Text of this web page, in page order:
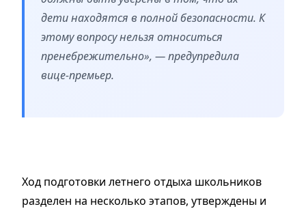
дети находятся в полной безопасности. К
этому вопросу нельзя относиться
пренебрежительно», — предупредила
вице-премьер.
Ход подготовки летнего отдыха школьников
разделен на несколько этапов, утверждены и